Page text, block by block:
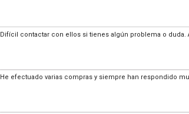
Difícil contactar con ellos si tienes algún problema o duda.
He efectuado varias compras y siempre han respondido